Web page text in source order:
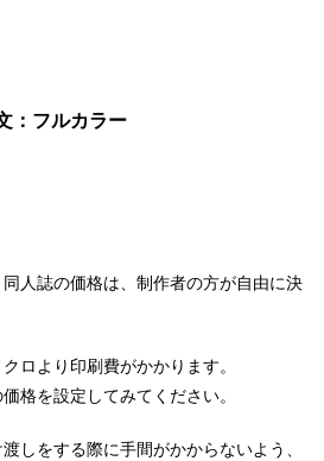
：フルカラー
人誌の価格は、制作者の方が自由に決
ロより印刷費がかかります。
格を設定してみてください。
しをする際に手間がかからないよう、